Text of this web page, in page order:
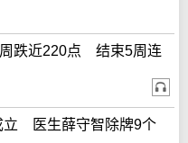
跌近220点 结束5周连
立 医生薛守智除牌9个